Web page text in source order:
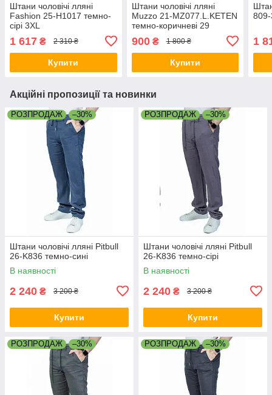
Штани чоловічі лляні
Fashion 25-H1017 темно-
сірі 3XL
1 617 ₴ 2 310 ₴
Купити
Штани чоловічі лляні
Muzzo 21-MZ077.L.KETEN
темно-коричневі 29
900₴ 1 800 ₴
Купити
809-
1
Акційні пропозиції та новинки
РОЗПРОДАЖ –30%
Штани чоловічі лляні Pitbull
26-K836 темно-сині
В наявності
2 240 ₴ 3 200 ₴
Купити
РОЗПРОДАЖ –30%
Штани чоловічі лляні Pitbull
26-K836 темно-сірі
В наявності
2 240 ₴ 3 200 ₴
Купити
РОЗПРОДАЖ –30% РОЗПРОДАЖ –30%